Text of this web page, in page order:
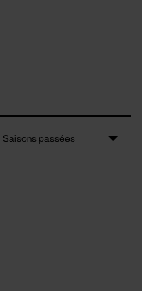
Saisons passées